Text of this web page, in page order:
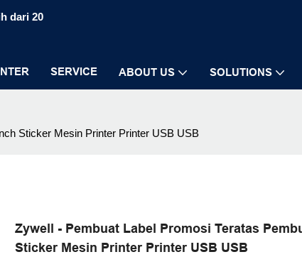
dari 20
SERVICE ABOUT US SOLUTIONS
Sticker Mesin Printer Printer USB USB
Zywell - Pembuat Label Promosi Teratas
Sticker Mesin Printer Printer USB USB